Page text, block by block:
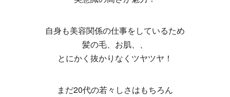
自身も美容関係の仕事をしているため
髪の毛、お肌、、
とにかく抜かりなくツヤツヤ！
まだ20代の若々しさはもちろん